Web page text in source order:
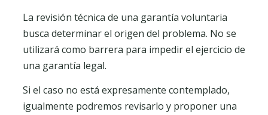
La revisión técnica de una garantía voluntaria
busca determinar el origen del problema. No se
utilizará como barrera para impedir el ejercicio de
una garantía legal.
Si el caso no está expresamente contemplado,
igualmente podremos revisarlo y proponer una